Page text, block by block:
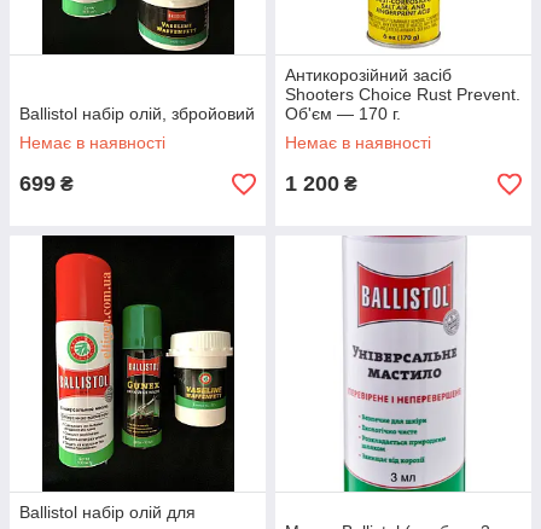
Ballistol набір олій, збройовий
Немає в наявності
699 ₴
Антикорозійний засіб
Shooters Choice Rust Prevent.
Об'єм — 170 г.
Немає в наявності
1 200 ₴
Ballistol набір олій для